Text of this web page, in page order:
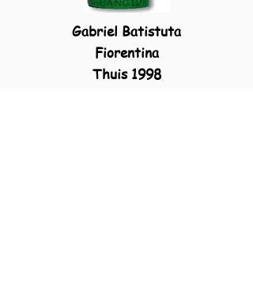
Gabriel Batistuta
Fiorentina
Thuis 1998